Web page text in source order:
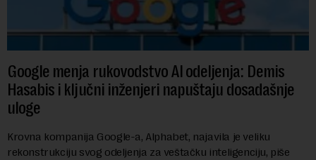
Google menja rukovodstvo AI odeljenja: Demis
Hasabis i ključni inženjeri napuštaju dosadašnje
uloge
Krovna kompanija Google-a, Alphabet, najavila je veliku
rekonstrukciju svog odeljenja za veštačku inteligenciju, piše